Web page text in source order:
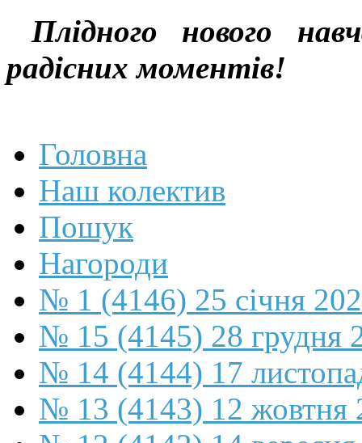
Плідного нового
радісних моментів!
Головна
Наш колектив
Пошук
Нагороди
№ 1 (4146) 25 січня
№ 15 (4145) 28 грудня
№ 14 (4144) 17
№ 13 (4143) 12 жовтня